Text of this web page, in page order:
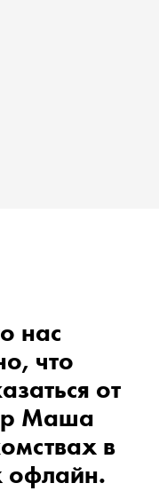
нас
что
от
Маша
в
офлайн.